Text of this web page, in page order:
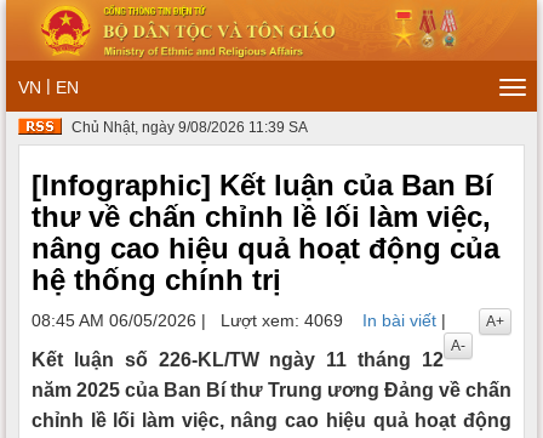
VN | EN
Chủ Nhật, ngày 9/08/2026 11:39 SA
[Infographic] Kết luận của Ban Bí
thư về chấn chỉnh lề lối làm việc,
nâng cao hiệu quả hoạt động của
hệ thống chính trị
08:45 AM 06/05/2026 | Lượt xem: 4069 In bài viết |
A+
A-
Kết luận số 226-KL/TW ngày 11 tháng 12
năm 2025 của Ban Bí thư Trung ương Đảng về chấn
chỉnh lề lối làm việc, nâng cao hiệu quả hoạt động